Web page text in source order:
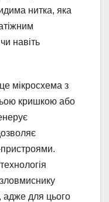
нитка, яка
навіть
мікросхема з
кришкою або
адже для цього